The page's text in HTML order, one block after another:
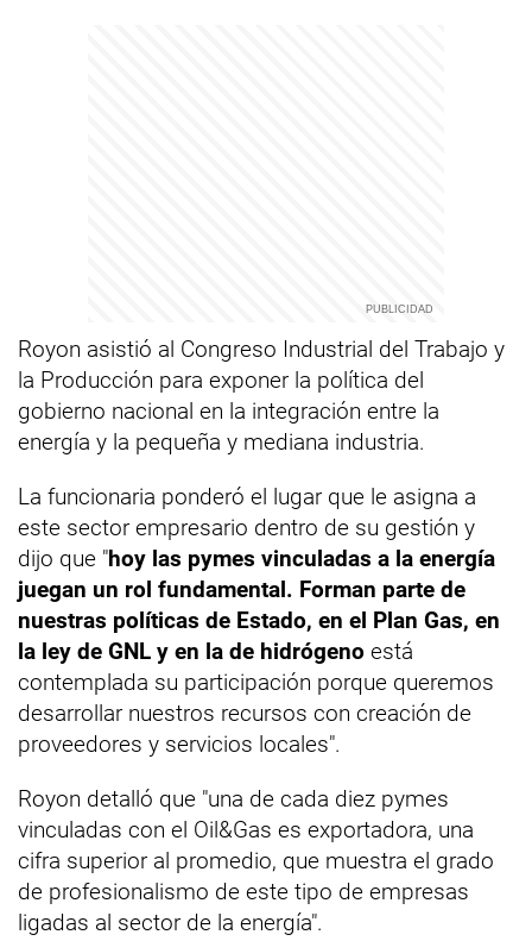
Royon asistió al Congreso Industrial del Trabajo y
la Producción para exponer la política del
gobierno nacional en la integración entre la
energía y la pequeña y mediana industria.
La funcionaria ponderó el lugar que le asigna a
este sector empresario dentro de su gestión y
dijo que "hoy las pymes vinculadas a la energía
juegan un rol fundamental. Forman parte de
nuestras políticas de Estado, en el Plan Gas, en
la ley de GNL y en la de hidrógeno está
contemplada su participación porque queremos
desarrollar nuestros recursos con creación de
proveedores y servicios locales".
Royon detalló que "una de cada diez pymes
vinculadas con el Oil&Gas es exportadora, una
cifra superior al promedio, que muestra el grado
de profesionalismo de este tipo de empresas
ligadas al sector de la energía".